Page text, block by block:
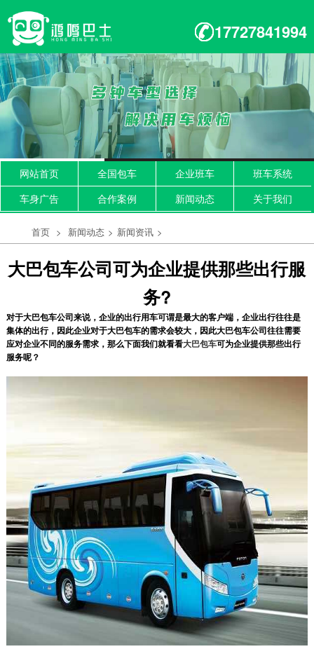
17727841994
网站首页 全国包车 企业班车
班车系统
车身广告
合作案例 新闻动态 关于我们
首页 > 新闻动态 > 新闻资讯 >
大巴包车公司可为企业提供那些出行服
务?
对于大巴包车公司来说，企业的出行用车可谓是最大的客户端，企业出行往往是
集体的出行，因此企业对于大巴包车的需求会较大，因此大巴包车公司往往需要
应对企业不同的服务需求，那么下面我们就看看大巴包车可为企业提供那些出行
服务呢？